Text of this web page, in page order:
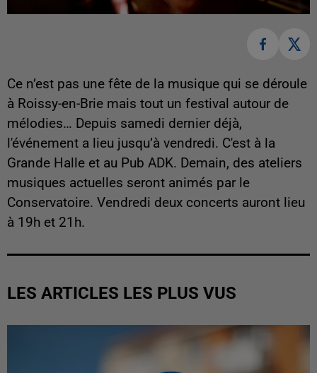
Ce n’est pas une fête de la musique qui se déroule
à Roissy-en-Brie mais tout un festival autour de
mélodies… Depuis samedi dernier déjà,
l'événement a lieu jusqu’à vendredi. C'est à la
Grande Halle et au Pub ADK. Demain, des ateliers
musiques actuelles seront animés par le
Conservatoire. Vendredi deux concerts auront lieu
à 19h et 21h.
LES ARTICLES LES PLUS VUS